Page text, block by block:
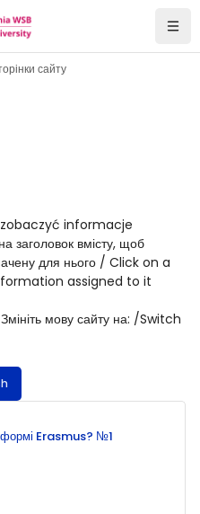
сайту
zobaczyć informacje
заголовок вмісту, щоб
для нього / Click on a
assigned to it
мову сайту на: /Switch
Erasmus? №1